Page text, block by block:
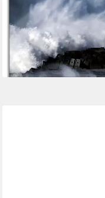
Leuchtturm (1 St),
Abstandshalter
ab 67,95 €
UVP77,95 €
-13%
lieferbar - in 3-4 Werktagen